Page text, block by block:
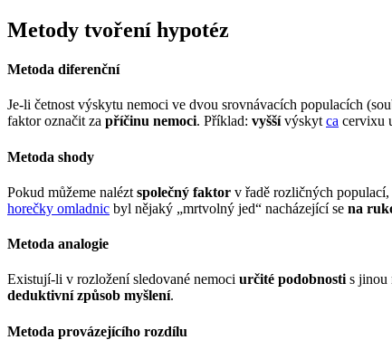
Metody tvoření hypotéz
Metoda diferenční
Je-li četnost výskytu nemoci ve dvou srovnávacích populacích
faktor označit za příčinu nemoci. Příklad: vyššívýskyt ca cervixu
Metoda shody
Pokud můžeme nalézt společný faktor v řadě rozličných
horečky omladnic byl nějaký „mrtvolný jed“ nacházející se na
Metoda analogie
Existují-li v rozložení sledované nemoci určité podobnosti s jinou
deduktivní způsob myšlení.
Metoda provázejícího rozdílu